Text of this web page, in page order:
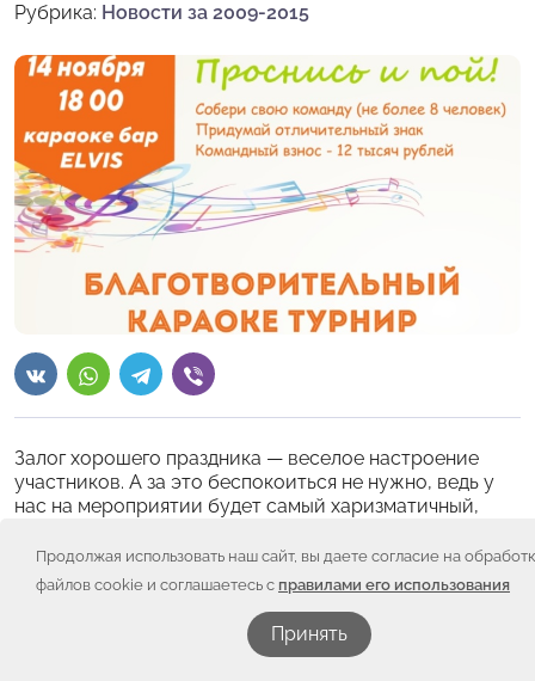
Продолжая использовать наш сайт, вы даете согласие на
файлов cookie и соглашаетесь с правилами его использования
Принять
Рубрика: Новости за 2009-2015
Залог хорошего праздника — веселое настроение
участников. А за это беспокоиться не нужно, ведь у
нас на мероприятии будет самый харизматичный,
Если вы уже бывали на нашем караоке-турнире, то
наверняка поняли, что речь идет о великолепном
Кирилле. Ну а если вы ничего про него еще не
слышали, то сейчас мы все исправим.